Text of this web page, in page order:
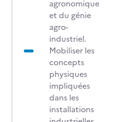
agronomique
et du génie
agro-
industriel.
Mobiliser les
concepts
physiques
impliquées
dans les
installations